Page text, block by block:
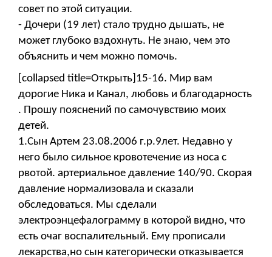
совет по этой ситуации.
- Дочери (19 лет) стало трудно дышать, не
может глубоко вздохнуть. Не знаю, чем это
объяснить и чем можно помочь.
[collapsed title=Открыть]15-16. Мир вам
дорогие Ника и Канал, любовь и благодарность
. Прошу пояснений по самочувствию моих
детей.
1.Сын Артем 23.08.2006 г.р.9лет. Недавно у
него было сильное кровотечение из носа с
рвотой. артериальное давление 140/90. Скорая
давление нормализовала и сказали
обследоваться. Мы сделали
электроэнцефалограмму в которой видно, что
есть очаг воспалительный. Ему прописали
лекарства,но сын категорически отказывается